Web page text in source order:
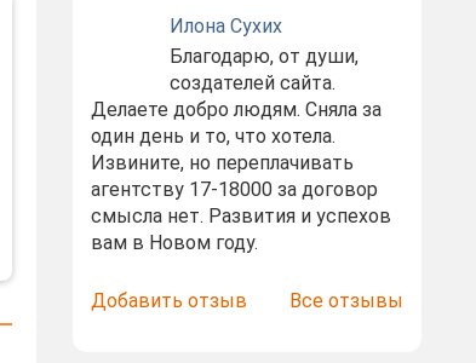
Илона Сухих
Благодарю, от души,
создателей сайта.
Делаете добро людям. Сняла за
один день и то, что хотела.
Извините, но переплачивать
агентству 17-18000 за договор
смысла нет. Развития и успехов
вам в Новом году.
Добавить отзыв Все отзывы